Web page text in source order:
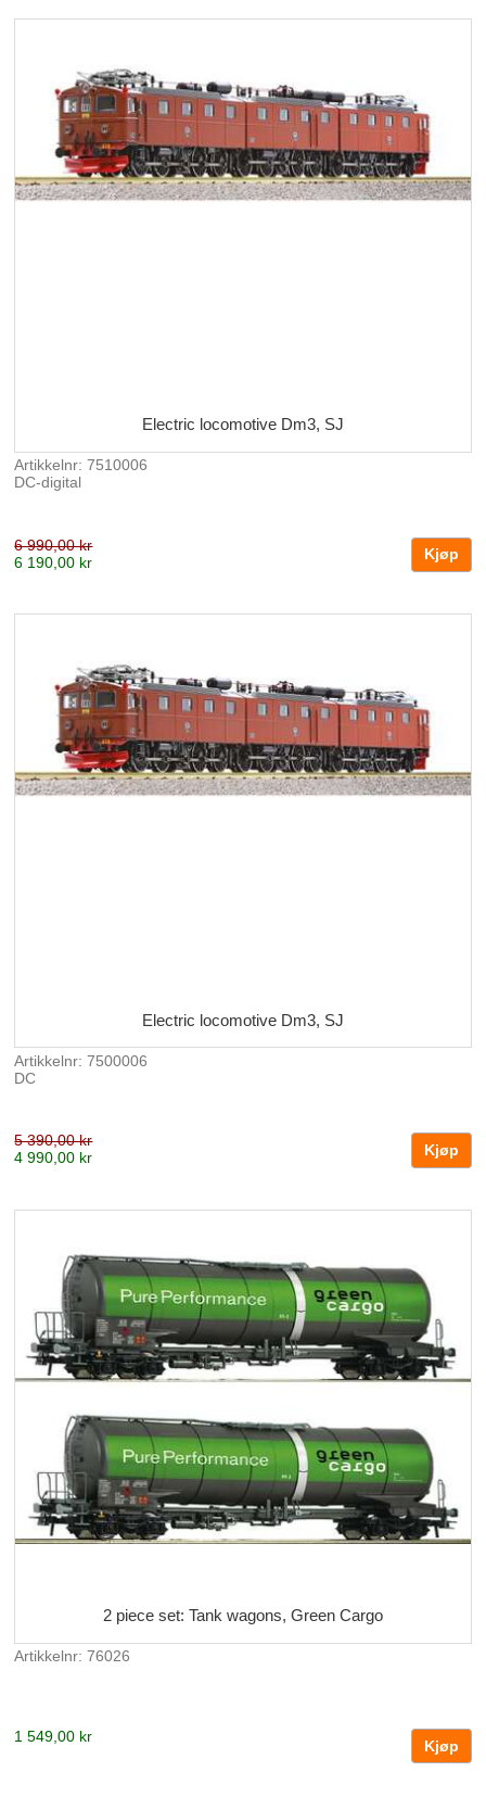
Electric locomotive Dm3, SJ
Artikkelnr: 7510006
DC-digital
6 990,00 kr
6 190,00 kr
Electric locomotive Dm3, SJ
Artikkelnr: 7500006
DC
5 390,00 kr
4 990,00 kr
2 piece set: Tank wagons, Green Cargo
Artikkelnr: 76026
1 549,00 kr